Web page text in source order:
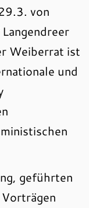
von
Weiberrat ist
und
geführten